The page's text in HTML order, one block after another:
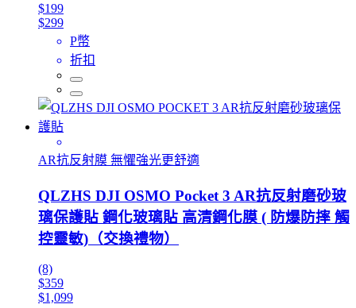
$199
$299
P幣
折扣
AR抗反射膜 無懼強光更舒適
QLZHS DJI OSMO Pocket 3 AR抗反射磨砂玻
璃保護貼 鋼化玻璃貼 高清鋼化膜 ( 防爆防摔 觸
控靈敏)（交換禮物）
(8)
$359
$1,099